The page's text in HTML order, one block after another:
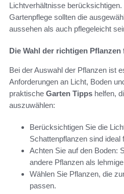
Lichtverhältnisse berücksichtigen.
Gartenpflege sollten die
aussehen als auch pflegeleicht
Die Wahl der richtigen Pflanzen
Bei der Auswahl der Pflanzen ist
Anforderungen an Licht, Boden
praktische Garten Tipps helfen,
auszuwählen:
Berücksichtigen Sie die
Schattenpflanzen sind ideal
Achten Sie auf den Boden:
andere Pflanzen als
Wählen Sie Pflanzen, die
passen.